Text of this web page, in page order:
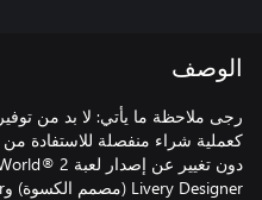
الوصف
كعملية شراء منفصلة للاستفادة